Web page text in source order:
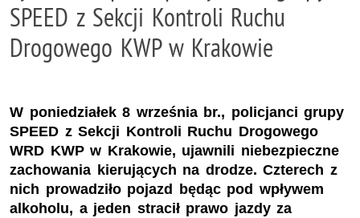
SPEED z Sekcji Kontroli Ruchu
Drogowego KWP w Krakowie
W poniedziałek 8 września br., policjanci grupy
SPEED z Sekcji Kontroli Ruchu Drogowego
WRD KWP w Krakowie, ujawnili niebezpieczne
zachowania kierujących na drodze. Czterech z
nich prowadziło pojazd będąc pod wpływem
alkoholu, a jeden stracił prawo jazdy za